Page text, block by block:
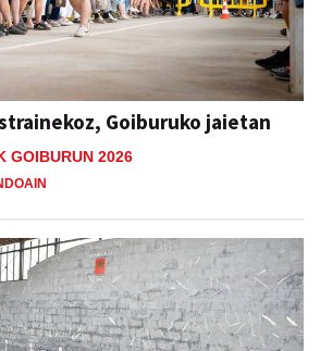
Goiburuko jaietan
GOIBURUN 2026